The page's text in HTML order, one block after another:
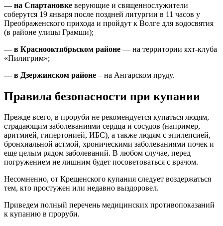
— на Спартановке верующие и священнослужители
соберутся 19 января после поздней литургии в 11 часов у
Преображенского прихода и пройдут к Волге для водосвятия
(в районе улицы Грамши);
— в Краснооктябрьском районе — на территории яхт-клуба
«Пилигрим»;
— в Дзержинском районе – на Ангарском пруду.
Правила безопасности при купании
Прежде всего, в проруби не рекомендуется купаться людям,
страдающим заболеваниями сердца и сосудов (например,
аритмией, гипертонией, ИБС), а также людям с эпилепсией,
бронхиальной астмой, хроническими заболеваниями почек и
еще целым рядом заболеваний. В любом случае, перед
погружением не лишним будет посоветоваться с врачом.
Несомненно, от Крещенского купания следует воздержаться
тем, кто простужен или недавно выздоровел.
Приведем полный перечень медицинских противопоказаний
к купанию в проруби.